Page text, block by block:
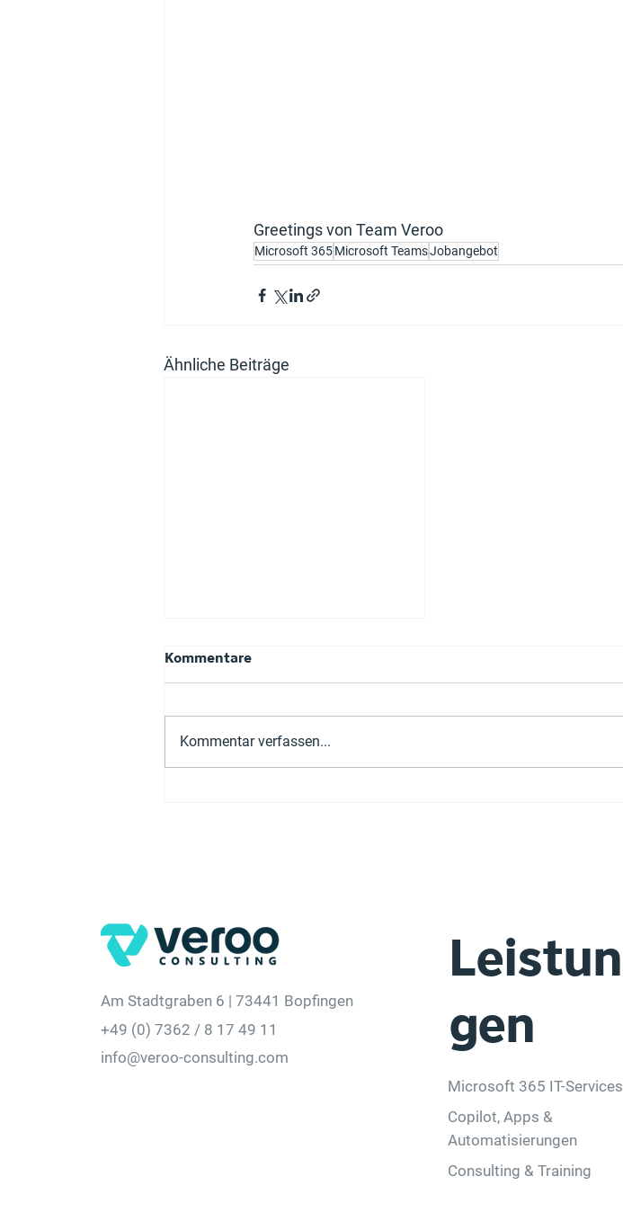
Greetings von Team Veroo
Microsoft 365Microsoft TeamsJobangebot
Ähnliche Beiträge
Kommentare
Kommentar verfassen...
Leistun
gen
Microsoft 365 IT-Services
Copilot, Apps &
Automatisierungen
Consulting & Training
Am Stadtgraben 6 | 73441 Bopfingen
+49 (0) 7362 / 8 17 49 11
info@veroo-consulting.com